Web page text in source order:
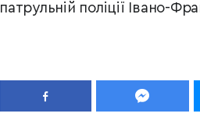
патрульній поліції Івано-